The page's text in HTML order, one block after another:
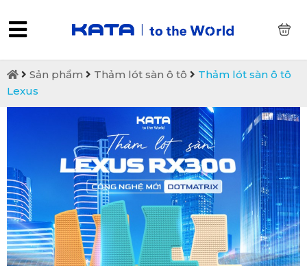
Sản phẩm Thảm lót sàn ô tô
Thảm lót sàn ô tô
Lexus